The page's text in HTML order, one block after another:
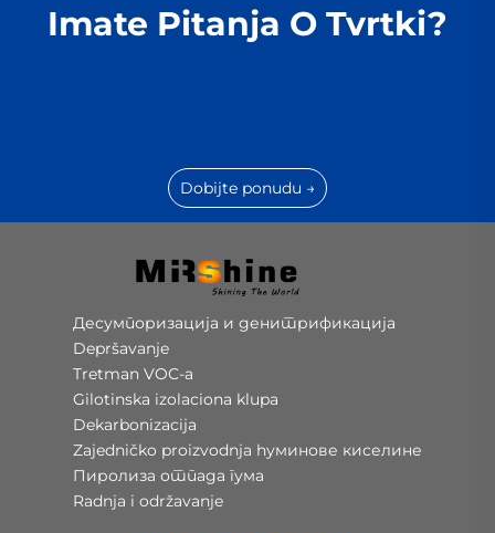
Imate Pitanja O Tvrtki?
Dobijte ponudu →
Десумпоризација и денитрификација
Depršavanje
Tretman VOC-a
Gilotinska izolaciona klupa
Dekarbonizacija
Zajedničko proizvodnja hуминове киселине
Пиролиза отпада гума
Radnja i održavanje